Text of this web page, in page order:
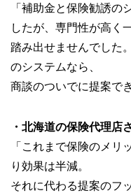
「補助金と保険勧誘の
したが、専門性が高く
踏み出せませんでした。
のシステムなら、
商談のついでに提案で
・北海道の保険代理店
「これまで保険のメリ
り効果は半減。
それに代わる提案のフ